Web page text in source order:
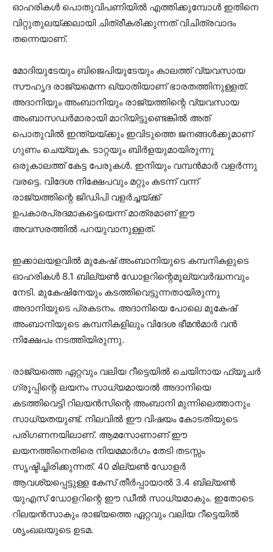
ഓഹരികള്‍ പൊതുവിപണിയില്‍ എത്തിക്കുമ്പോള്‍ ഇതിനെ
വിറ്റുതുലയ്ക്കലായി ചിത്രീകരിക്കുന്നത് വിചിത്രവാദം
തന്നെയാണ്.
മോദിയുടേയും ബിജെപിയുടേയും കാലത്ത് വ്യവസായ
സൗഹൃദ രാജ്യമെന്ന ഖ്യാതിയാണ് ഭാരതത്തിനുള്ളത്.
അദാനിയും അംബാനിയും രാജ്യത്തിന്റെ വ്യവസായ
അംബാസഡര്‍മാരായി മാറിയിട്ടുണ്ടെങ്കില്‍ അത്
പൊതുവില്‍ ഇന്ത്യയ്ക്കും ഇവിടുത്തെ ജനങ്ങള്‍ക്കുമാണ്
ഗുണം ചെയ്യുക. ടാറ്റയും ബിര്‍ളയുമായിരുന്നു
ഒരുകാലത്ത് കേട്ട പേരുകള്‍. ഇനിയും വമ്പന്‍മാര്‍ വളര്‍ന്നു
വരട്ടെ. വിദേശ നിക്ഷേപവും മറ്റും കടന്ന് വന്ന്
രാജ്യത്തിന്റെ ജിഡിപി വളര്‍ച്ചയ്ക്ക്
ഉപകാരപ്രദമാകട്ടെയെന്ന് മാത്രമാണ് ഈ
അവസരത്തില്‍ പറയുവാനുള്ളത്.
ഇക്കാലയളവില്‍ മുകേഷ് അംബാനിയുടെ കമ്പനികളുടെ
ഓഹരികള്‍ 8.1 ബില്യണ്‍ ഡോളറിന്റെമൂല്യവര്‍ദ്ധനവും
നേടി. മുകേഷിനേയും കടത്തിവെട്ടുന്നതായിരുന്നു
അദാനിയുടെ പ്രകടനം. അദാനിയെ പോലെ മുകേഷ്
അംബാനിയുടെ കമ്പനികളിലും വിദേശ ഭീമന്‍മാര്‍ വന്‍
നിക്ഷേപം നടത്തിയിരുന്നു.
രാജ്യത്തെ ഏറ്റവും വലിയ റീട്ടെയില്‍ ചെയിനായ ഫ്യൂചര്‍
ഗ്രൂപ്പിന്റെ ലയനം സാധ്യമായാല്‍ അദാനിയെ
കടത്തിവെട്ടി റിലയന്‍സിന്റെ അംബാനി മുന്നിലെത്താനും
സാധ്യതയുണ്ട്. നിലവില്‍ ഈ വിഷയം കോടതിയുടെ
പരിഗണനയിലാണ്. ആമസോണാണ് ഈ
ലയനത്തിനെതിരെ നിയമമാര്‍ഗം തേടി തടസ്സം
സൃഷ്ടിച്ചിരിക്കുന്നത്. 40 മില്യണ്‍ ഡോളര്‍
ആവശ്യപ്പെട്ടുള്ള കേസ് തീര്‍പ്പായാല്‍ 3.4 ബില്യണ്‍
യുഎസ് ഡോളറിന്റെ ഈ ഡീല്‍ സാധ്യമാകും. ഇതോടെ
റിലയന്‍സാകും രാജ്യത്തെ ഏറ്റവും വലിയ റീട്ടെയില്‍
ശൃംഖലയുടെ ഉടമ.